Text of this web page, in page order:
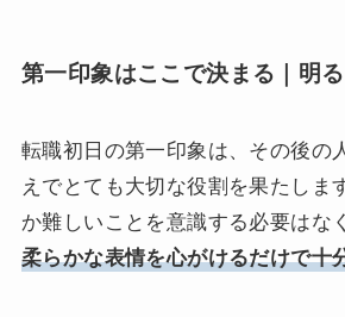
第一印象はここで決まる｜明
転職初日の第一印象は、その後の
えでとても大切な役割を果たしま
か難しいことを意識する必要はな
柔らかな表情を心がけるだけで十